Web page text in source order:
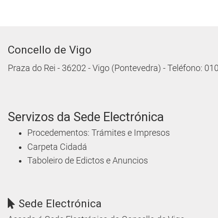
Concello de Vigo
Praza do Rei - 36202 - Vigo (Pontevedra) - Teléfono:
Servizos da Sede Electrónica
Procedementos: Trámites e Impresos
Carpeta Cidadá
Taboleiro de Edictos e Anuncios
Sede Electrónica